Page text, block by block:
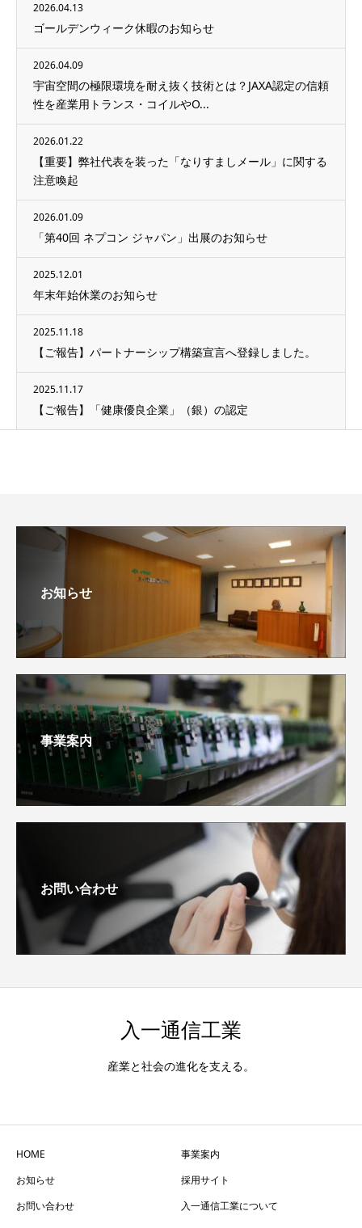
2026.04.13
ゴールデンウィーク休暇のお知らせ
2026.04.09
宇宙空間の極限環境を耐え抜く技術とは？JAXA認定の信頼
性を産業用トランス・コイルやO...
2026.01.22
【重要】弊社代表を装った「なりすましメール」に関する
注意喚起
2026.01.09
「第40回 ネプコン ジャパン」出展のお知らせ
2025.12.01
年末年始休業のお知らせ
2025.11.18
【ご報告】パートナーシップ構築宣言へ登録しました。
2025.11.17
【ご報告】「健康優良企業」（銀）の認定
お知らせ
事業案内
お問い合わせ
入一通信工業
産業と社会の進化を支える。
HOME
事業案内
お知らせ
採用サイト
お問い合わせ
入一通信工業について